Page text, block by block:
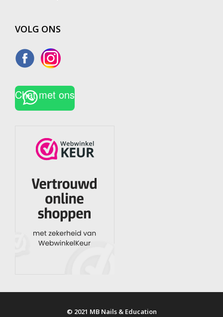
VOLG ONS
Chat met ons
© 2021 MB Nails & Education